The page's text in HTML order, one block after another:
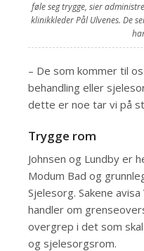
føle seg trygge, sier
klinikkleder Pål Ulvenes. De
– De som kommer til
behandling eller
dette er noe tar vi på
Trygge rom
Johnsen og Lundby er
Modum Bad og
Sjelesorg. Sakene
handler om
overgrep i det som
og sjelesorgsrom.